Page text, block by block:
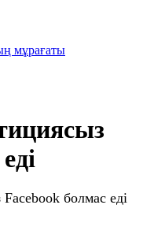
мұрағаты